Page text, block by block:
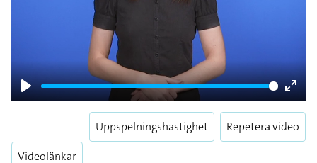
Play
Enter
Videolänkar
Uppspelningshastighet Repetera video